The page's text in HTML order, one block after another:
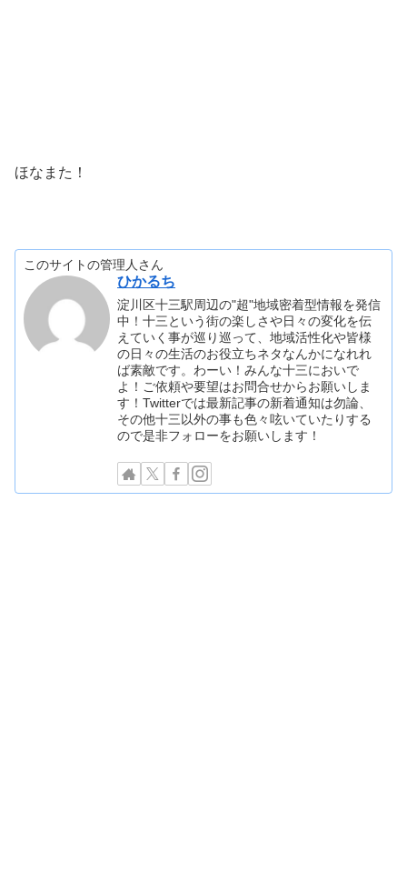
ほなまた！
このサイトの管理人さん
ひかるち
淀川区十三駅周辺の"超"地域密着型情報を発信
中！十三という街の楽しさや日々の変化を伝
えていく事が巡り巡って、地域活性化や皆様
の日々の生活のお役立ちネタなんかになれれ
ば素敵です。わーい！みんな十三においで
よ！ご依頼や要望はお問合せからお願いしま
す！Twitterでは最新記事の新着通知は勿論、
その他十三以外の事も色々呟いていたりする
ので是非フォローをお願いします！